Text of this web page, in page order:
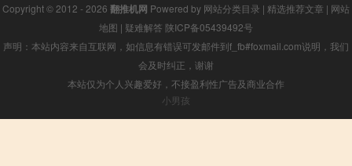
Copyright © 2012 - 2026 翻推机网 Powered by 网站分类目录 | 精选推荐文章 | 网站
地图 | 疑难解答 陕ICP备05439492号
声明：本站内容来自互联网，如信息有错误可发邮件到f_fb#foxmail.com说明，我们
会及时纠正，谢谢
本站仅为个人兴趣爱好，不接盈利性广告及商业合作
小男孩